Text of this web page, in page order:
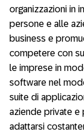
organizzazioni in
persone e alle
business e
competere con
le imprese in
software nel
suite di
aziende private
adattarsi